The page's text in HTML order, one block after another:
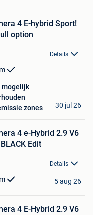
4 E-hybrid Sport!
option
Details
mogelijk
zones
30 jul 26
4 e-Hybrid 2.9 V6
Edit
Details
5 aug 26
4 E-Hybrid 2.9 V6